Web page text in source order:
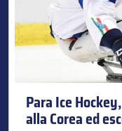
Para Ice
alla Corea ed